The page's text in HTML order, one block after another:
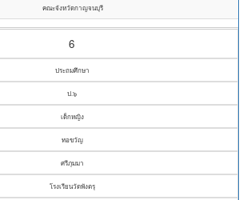
คณะจังหวัดกาญจนบุรี
6
ประถมศึกษา
ป.๖
เด็กหญิง
ทอขวัญ
ศรีภุมมา
โรงเรียนวัดพังตรุ